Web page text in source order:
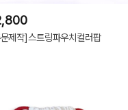
제작]스트링파우치컬러팝